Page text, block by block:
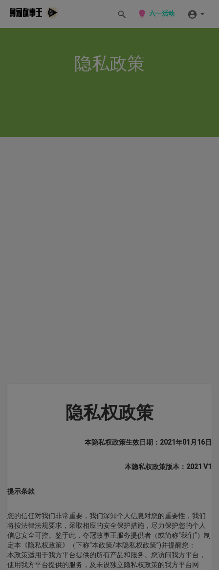
六一活动
隐私政策
隐私权政策
本隐私权政策生效日期：2021 年01 月 1 6日
本隐私权政策版本：2021 V1
提示条款
您的信任对我们非常重要，我们深知个人信息对您的重要性，我们
将按法律法规要求，采取相应的安全保护措施，尽力保护您的个人
信息安全可控。鉴于此，夺冠故事王服务提供者（或简称“我们”）制
定本《隐私权政策》（下称“本政策/本隐私权政策”)并提醒您：
本政策适用于我方平台提供的所有产品和服务。您访问我方平台，
使用我方平台提供的服务，及未设独立隐私权政策的我方平台网